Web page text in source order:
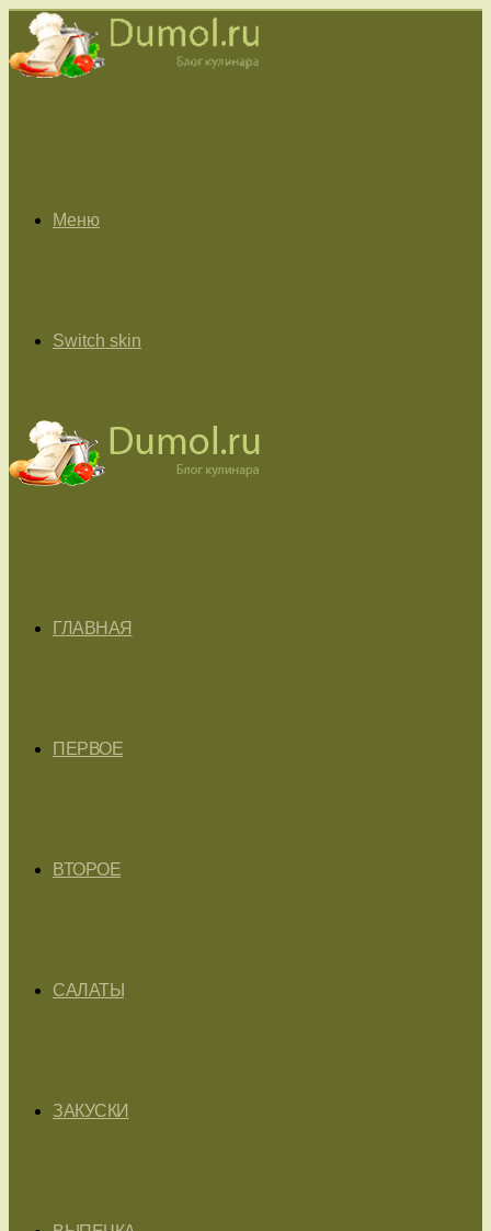
Меню
Switch skin
ГЛАВНАЯ
ПЕРВОЕ
ВТОРОЕ
САЛАТЫ
ЗАКУСКИ